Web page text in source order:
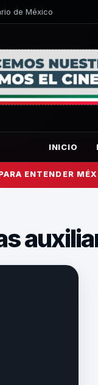
de México
INICIO
ENTENDER